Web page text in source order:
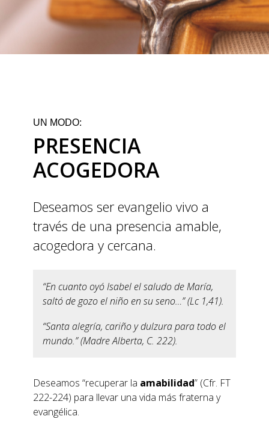
UN MODO:
PRESENCIA
ACOGEDORA
Deseamos ser evangelio vivo a
través de una presencia amable,
acogedora y cercana.
“En cuanto oyó Isabel el saludo de María,
saltó de gozo el niño en su seno…” (Lc 1,41).
“Santa alegría, cariño y dulzura para todo el
mundo.” (Madre Alberta, C. 222).
Deseamos “recuperar la amabilidad” (Cfr. FT
222-224) para llevar una vida más fraterna y
evangélica.